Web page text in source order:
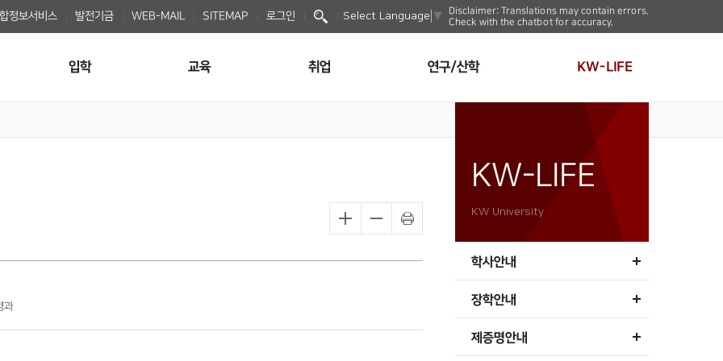
정보서비스 발전기금 WEB-MAIL SITEMAP 로그인 Select Language ▼
Disclaimer: Translations may contain errors.
Check with the chatbot for accuracy.
입학 교육 취업 연구/산학 KW-LIFE
과
KW-LIFE
KW University
학사안내
장학안내
제증명안내